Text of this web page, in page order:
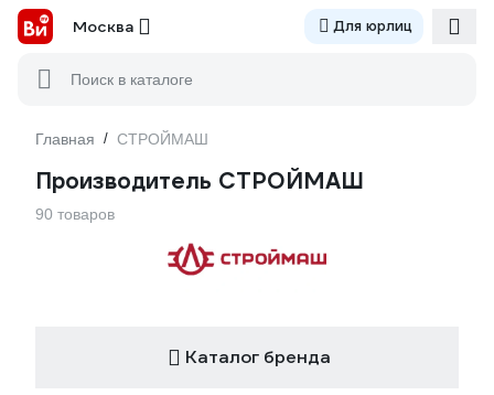
Москва Для юрлиц
Поиск в каталоге
Главная / СТРОЙМАШ
Производитель СТРОЙМАШ
90 товаров
Каталог бренда